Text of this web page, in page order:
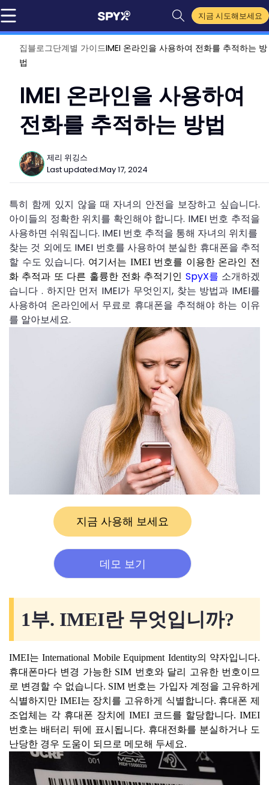
지금 시도해보세요
집블로그단계별 가이드IMEI 온라인을 사용하여 전화를 추적하는 방
법
IMEI 온라인을 사용하여
전화를 추적하는 방법
제리 위깅스
Last updated:May 17, 2024
특히 함께 있지 않을 때 자녀의 안전을 보장하고 싶습니다.
아이들의 정확한 위치를 확인해야 합니다. IMEI 번호 추적을
사용하면 쉬워집니다. IMEI 번호 추적을 통해 자녀의 위치를 ​​
찾는 것 외에도 IMEI 번호를 사용하여 분실한 휴대폰을 추적
할 수도 있습니다. 여기서는 IMEI 번호를 이용한 온라인 전
화 추적과 또 다른 훌륭한 전화 추적기인 SpyX를 소개하겠
습니다 . 하지만 먼저 IMEI가 무엇인지, 찾는 방법과 IMEI를
사용하여 온라인에서 무료로 휴대폰을 추적해야 하는 이유
를 알아보세요.
지금 사용해 보세요
데모 보기
1부. IMEI란 무엇입니까?
IMEI는 International Mobile Equipment Identity의 약자입니다.
휴대폰마다 변경 가능한 SIM 번호와 달리 고유한 번호이므
로 변경할 수 없습니다. SIM 번호는 가입자 계정을 고유하게
식별하지만 IMEI는 장치를 고유하게 식별합니다. 휴대폰 제
조업체는 각 휴대폰 장치에 IMEI 코드를 할당합니다. IMEI
번호는 배터리 뒤에 표시됩니다. 휴대전화를 분실하거나 도
난당한 경우 도움이 되므로 메모해 두세요.